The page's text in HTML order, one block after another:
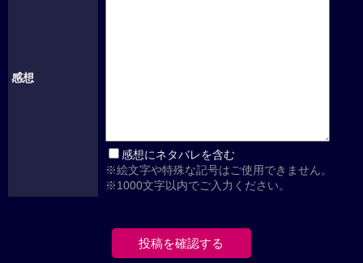
感想
感想にネタバレを含む
※絵文字や特殊な記号はご使用できません。
※1000文字以内でご入力ください。